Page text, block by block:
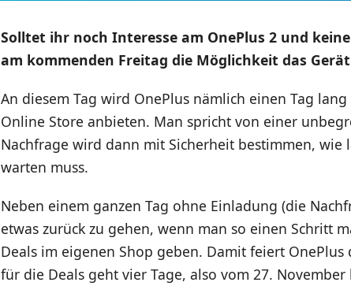
Solltet ihr noch Interesse am OnePlus 2 und
am kommenden Freitag die Möglichkeit das
An diesem Tag wird OnePlus nämlich einen Tag
Online Store anbieten. Man spricht von einer
Nachfrage wird dann mit Sicherheit bestimmen, wie
warten muss.
Neben einem ganzen Tag ohne Einladung (die
etwas zurück zu gehen, wenn man so einen Schritt
Deals im eigenen Shop geben. Damit feiert OnePlus
für die Deals geht vier Tage, also vom 27.